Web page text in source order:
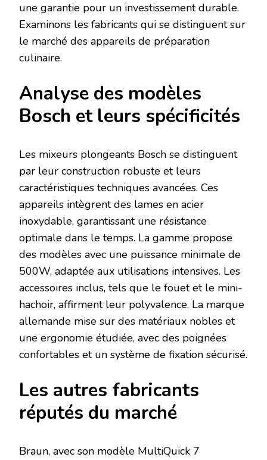
une garantie pour un investissement durable.
Examinons les fabricants qui se distinguent sur
le marché des appareils de préparation
culinaire.
Analyse des modèles
Bosch et leurs spécificités
Les mixeurs plongeants Bosch se distinguent
par leur construction robuste et leurs
caractéristiques techniques avancées. Ces
appareils intègrent des lames en acier
inoxydable, garantissant une résistance
optimale dans le temps. La gamme propose
des modèles avec une puissance minimale de
500W, adaptée aux utilisations intensives. Les
accessoires inclus, tels que le fouet et le mini-
hachoir, affirment leur polyvalence. La marque
allemande mise sur des matériaux nobles et
une ergonomie étudiée, avec des poignées
confortables et un système de fixation sécurisé.
Les autres fabricants
réputés du marché
Braun, avec son modèle MultiQuick 7